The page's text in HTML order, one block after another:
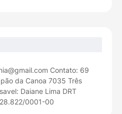
Contato: 69
da Canoa 7035 Três
Daiane Lima DRT
0001-00